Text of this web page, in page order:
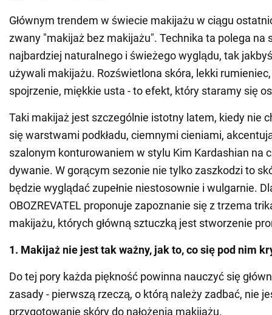
Głównym trendem w świecie makijażu w ciągu
zwany "makijaż bez makijażu". Technika ta polega na
najbardziej naturalnego i świeżego wyglądu, tak
używali makijażu. Rozświetlona skóra, lekki
spojrzenie, miękkie usta - to efekt, który staramy się
Taki makijaż jest szczególnie istotny latem, kiedy nie
się warstwami podkładu, ciemnymi cieniami,
szalonym konturowaniem w stylu Kim Kardashian na
dywanie. W gorącym sezonie nie tylko zaszkodzi to
będzie wyglądać zupełnie niestosownie i wulgarnie.
OBOZREVATEL proponuje zapoznanie się z trzema
makijażu, których główną sztuczką jest stworzenie
1. Makijaż nie jest tak ważny, jak to, co się pod nim
Do tej pory każda piękność powinna nauczyć się
zasady - pierwszą rzeczą, o którą należy zadbać, nie
przygotowanie skóry do nałożenia makijażu.